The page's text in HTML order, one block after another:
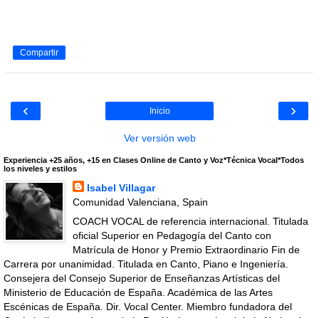
Compartir
‹ ›
Inicio
Ver versión web
Experiencia +25 años, +15 en Clases Online de Canto y Voz*Técnica Vocal*Todos
los niveles y estilos
Isabel Villagar
Comunidad Valenciana, Spain
COACH VOCAL de referencia internacional. Titulada
oficial Superior en Pedagogía del Canto con
Matrícula de Honor y Premio Extraordinario Fin de
Carrera por unanimidad. Titulada en Canto, Piano e Ingeniería.
Consejera del Consejo Superior de Enseñanzas Artísticas del
Ministerio de Educación de España. Académica de las Artes
Escénicas de España. Dir. Vocal Center. Miembro fundadora del